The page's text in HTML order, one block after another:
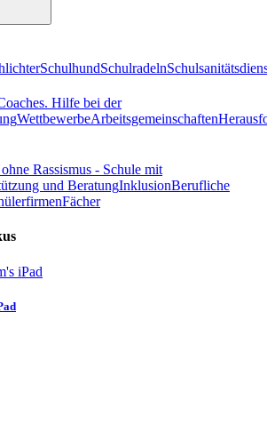
SchulhundSchulradeln
Hilfe bei der
WettbewerbeArbeitsgemeinschaften
Rassismus - Schule mit
und BeratungInklusionBerufliche
Fächer